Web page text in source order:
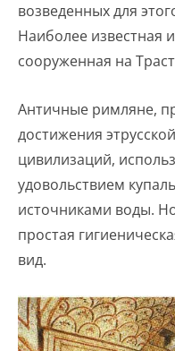
возведенных для
Наиболее известная
сооруженная на
Античные римляне,
достижения
цивилизаций,
удовольствием
источниками воды.
простая
вид.